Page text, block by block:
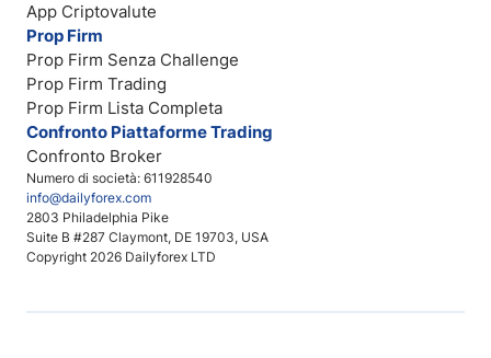
Numero di società: 611928540
info@dailyforex.com
2803 Philadelphia Pike
Suite B #287 Claymont, DE 19703, USA
Copyright 2026 Dailyforex LTD
App Criptovalute
Prop Firm
Prop Firm Senza Challenge
Prop Firm Trading
Prop Firm Lista Completa
Confronto Piattaforme Trading
Confronto Broker